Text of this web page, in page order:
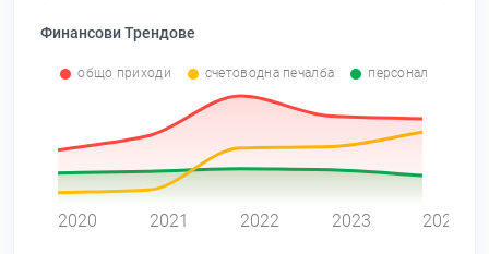
Финансови Трендове
общо приходи счетоводна печалба персонал
2020 2021 2022 2023 2024